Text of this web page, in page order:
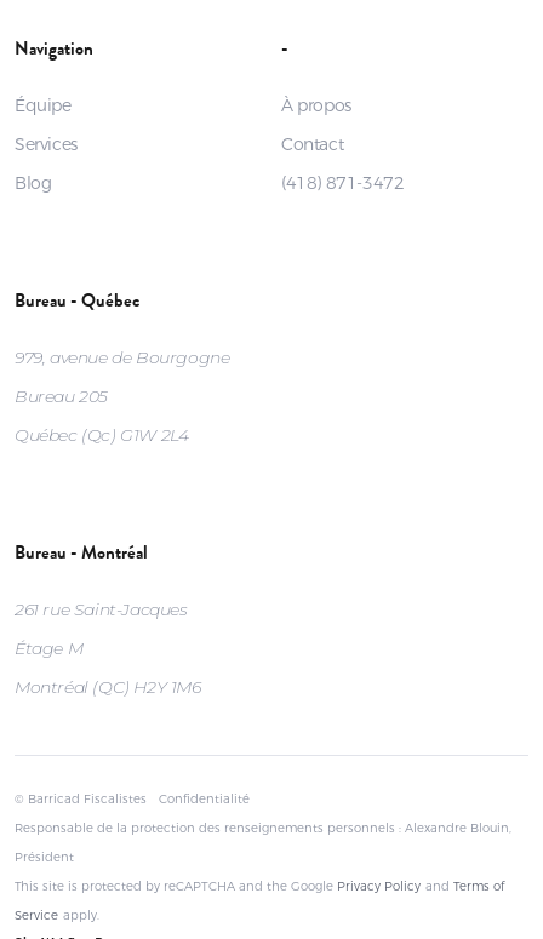
Navigation
Équipe
Services
Blog
-
À propos
Contact
(418) 871-3472
Bureau - Québec
979, avenue de Bourgogne
Bureau 205
Québec (Qc) G1W 2L4
Bureau - Montréal
261 rue Saint-Jacques
Étage M
Montréal (QC) H2Y 1M6
© Barricad Fiscalistes
Confidentialité
Responsable de la protection des renseignements personnels : Alexandre Blouin,
Président
This site is protected by reCAPTCHA and the Google Privacy Policy and Terms of
Service apply.